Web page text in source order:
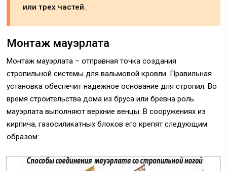
или трех частей.
Монтаж мауэрлата
Монтаж мауэрлата – отправная точка создания
стропильной системы для вальмовой кровли. Правильная
установка обеспечит надежное основание для стропил. Во
время строительства дома из бруса или бревна роль
мауэрлата выполняют верхние венцы. В сооружениях из
кирпича, газосиликатных блоков его крепят следующим
образом: